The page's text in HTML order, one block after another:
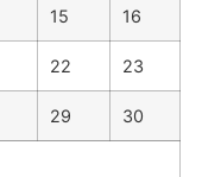
15 16
22 23
29 30